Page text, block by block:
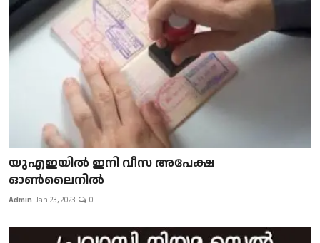
യുഎഇയിൽ ഇനി വീസ അപേക്ഷ
ഓൺലൈനിൽ
Admin Jan 23, 2023 0